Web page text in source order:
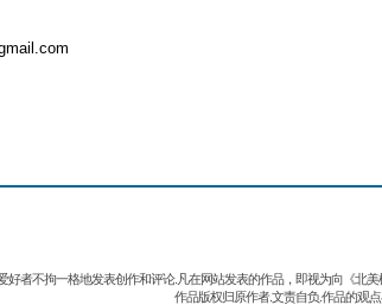
好者不拘一格地发表创作和评论.凡在网站发表的作品，即视为向《北
作品版权归原作者.文责自负.作品的观